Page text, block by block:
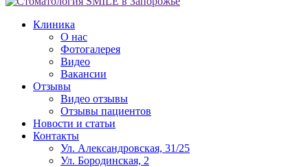
Клиника
О нас
Фотогалерея
Видео
Вакансии
Отзывы
Видео отзывы
Отзывы пациентов
Новости и статьи
Контакты
Ул. Александровская, 31/25
Ул. Бородинская, 2